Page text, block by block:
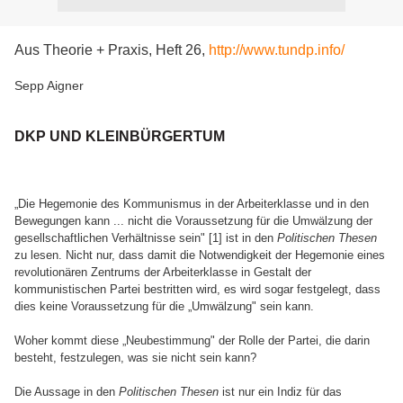
Aus Theorie + Praxis, Heft 26, http://www.tundp.info/
Sepp Aigner
DKP UND KLEINBÜRGERTUM
„Die Hegemonie des Kommunismus in der Arbeiterklasse und in den
Bewegungen kann ... nicht die Voraussetzung für die Umwälzung der
gesellschaftlichen Verhältnisse sein" [1] ist in den Politischen Thesen
zu lesen. Nicht nur, dass damit die Notwendigkeit der Hegemonie eines
revolutionären Zentrums der Arbeiterklasse in Gestalt der
kommunistischen Partei bestritten wird, es wird sogar festgelegt, dass
dies keine Voraussetzung für die „Umwälzung" sein kann.
Woher kommt diese „Neubestimmung" der Rolle der Partei, die darin
besteht, festzulegen, was sie nicht sein kann?
Die Aussage in den Politischen Thesen ist nur ein Indiz für das